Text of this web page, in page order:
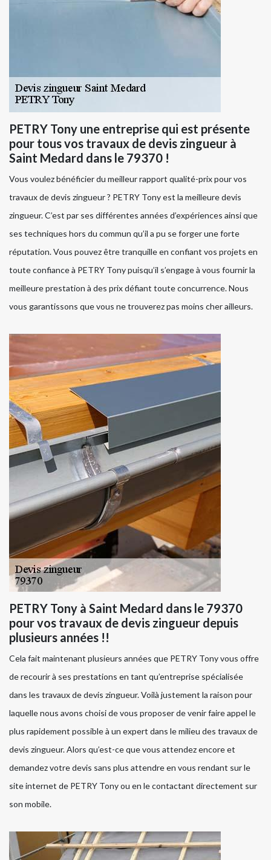
PETRY Tony une entreprise qui est présente
pour tous vos travaux de devis zingueur à
Saint Medard dans le 79370 !
Vous voulez bénéficier du meilleur rapport qualité-prix pour vos
travaux de devis zingueur ? PETRY Tony est la meilleure devis
zingueur. C’est par ses différentes années d’expériences ainsi que
ses techniques hors du commun qu’il a pu se forger une forte
réputation. Vous pouvez être tranquille en confiant vos projets en
toute confiance à PETRY Tony puisqu’il s’engage à vous fournir la
meilleure prestation à des prix défiant toute concurrence. Nous
vous garantissons que vous ne trouverez pas moins cher ailleurs.
PETRY Tony à Saint Medard dans le 79370
pour vos travaux de devis zingueur depuis
plusieurs années !!
Cela fait maintenant plusieurs années que PETRY Tony vous offre
de recourir à ses prestations en tant qu’entreprise spécialisée
dans les travaux de devis zingueur. Voilà justement la raison pour
laquelle nous avons choisi de vous proposer de venir faire appel le
plus rapidement possible à un expert dans le milieu des travaux de
devis zingueur. Alors qu’est-ce que vous attendez encore et
demandez votre devis sans plus attendre en vous rendant sur le
site internet de PETRY Tony ou en le contactant directement sur
son mobile.